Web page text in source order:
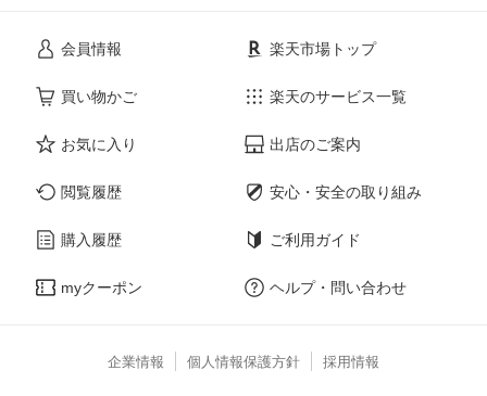
会員情報
買い物かご
お気に入り
閲覧履歴
購入履歴
myクーポン
楽天市場トップ
楽天のサービス一覧
出店のご案内
安心・安全の取り組み
ご利用ガイド
ヘルプ・問い合わせ
企業情報 個人情報保護方針 採用情報